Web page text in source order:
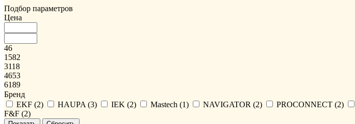
Подбор параметров
Цена
46
1582
3118
4653
6189
Бренд
EKF (2) HAUPA (3) IEK (2) Mastech (1) NAVIGATOR (2) PROCONNECT (2)
F&F (2)